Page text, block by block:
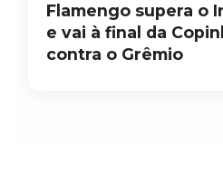
Flamengo supera o
e vai à final da
contra o Grêmio